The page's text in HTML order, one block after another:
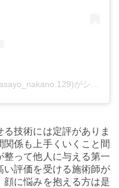
技術には定評がありま
係も上手くいくこと間
って他人に与える第一
い評価を受ける施術師が
に悩みを抱える方は是